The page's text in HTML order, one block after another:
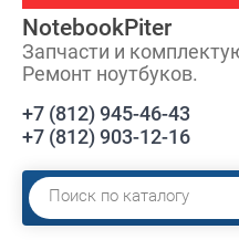
NotebookPiter
Запчасти и
Ремонт ноутбуков.
+7 (812) 945-46-43
+7 (812) 903-12-16